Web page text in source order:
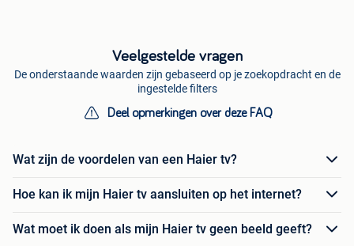
Veelgestelde vragen
De onderstaande waarden zijn gebaseerd op je zoekopdracht en de
ingestelde filters
Deel opmerkingen over deze FAQ
Wat zijn de voordelen van een Haier tv?
Hoe kan ik mijn Haier tv aansluiten op het internet?
Wat moet ik doen als mijn Haier tv geen beeld geeft?